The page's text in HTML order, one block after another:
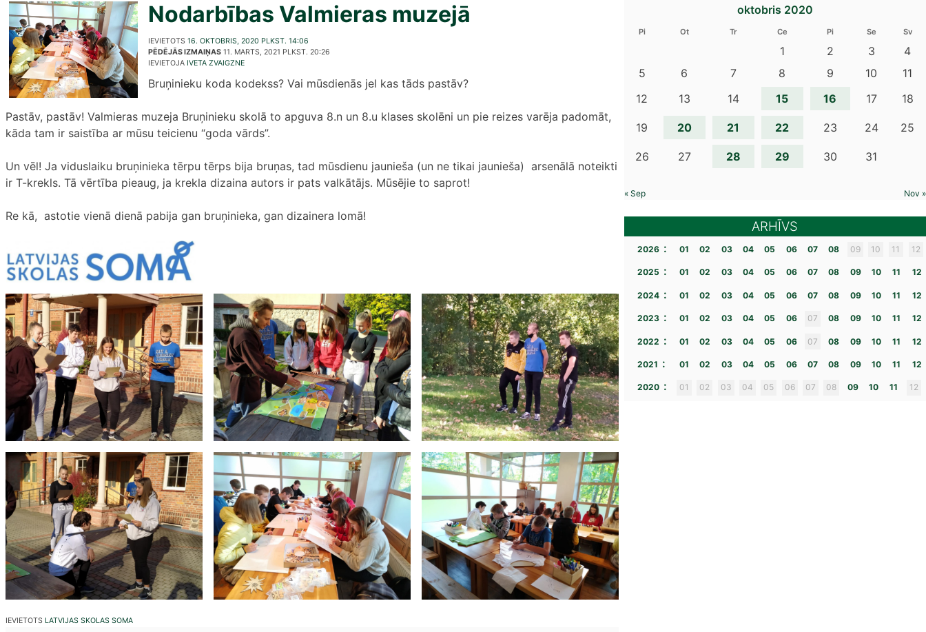
Nodarbības Valmieras muzejā
IEVIETOTS 16. OKTOBRIS, 2020 PLKST. 14:06
PĒDĒJĀS IZMAIŅAS 11. MARTS, 2021 PLKST. 20:26
IEVIETOJA IVETA ZVAIGZNE
Bruņinieku koda kodekss? Vai mūsdienās jel kas tāds pastāv?
Pastāv, pastāv! Valmieras muzeja Bruņinieku skolā to apguva 8.n un 8.u klases skolēni un pie reizes varēja padomāt,
kāda tam ir saistība ar mūsu teicienu “goda vārds”.
Un vēl! Ja viduslaiku bruņinieka tērpu tērps bija bruņas, tad mūsdienu jaunieša (un ne tikai jaunieša) arsenālā noteikti
ir T-krekls. Tā vērtība pieaug, ja krekla dizaina autors ir pats valkātājs. Mūsējie to saprot!
Re kā, astotie vienā dienā pabija gan bruņinieka, gan dizainera lomā!
IEVIETOTS LATVIJAS SKOLAS SOMA
oktobris 2020
Pi Ot Tr Ce Pi Se Sv
1 2 3
4
5
6 7 8 9 10
11
12
13 14 15 16 17 18
19 20 21 22 23 24 25
26 27 28 29 30 31
« Sep Nov »
ARHĪVS
2026 : 01 02 03 04 05 06 07 08 09 10 11 12
2025 : 01 02 03 04 05 06 07 08 09 10 11 12
2024 : 01 02 03 04 05 06 07 08 09 10 11 12
2023 : 01 02 03 04 05 06 07 08 09 10 11 12
2022 : 01 02 03 04 05 06 07 08 09 10 11 12
2021 : 01 02 03 04 05 06 07 08 09 10 11 12
2020 : 01 02 03 04 05 06 07 08 09 10 11 12